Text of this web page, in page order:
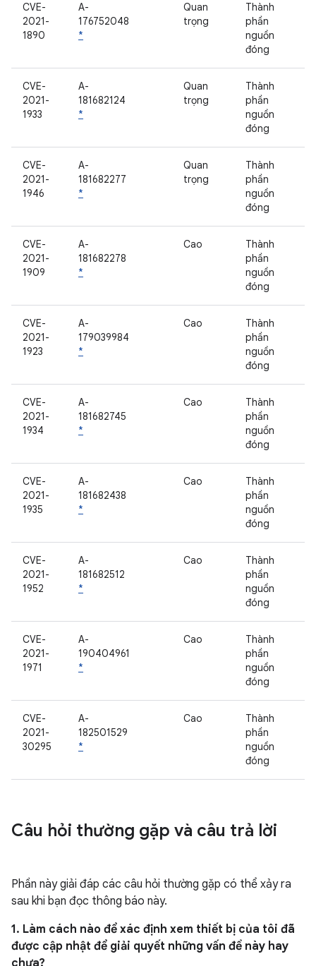
CVE-
2021-
1890
A-
176752048
*
Quan
trọng
Thành
phần
nguồn
đóng
CVE-
2021-
1933
A-
181682124
*
Quan
trọng
Thành
phần
nguồn
đóng
CVE-
2021-
1946
A-
181682277
*
Quan
trọng
Thành
phần
nguồn
đóng
CVE-
2021-
1909
A-
181682278
*
Cao
Thành
phần
nguồn
đóng
CVE-
2021-
1923
A-
179039984
*
Cao
Thành
phần
nguồn
đóng
CVE-
2021-
1934
A-
181682745
*
Cao
Thành
phần
nguồn
đóng
CVE-
2021-
1935
A-
181682438
*
Cao
Thành
phần
nguồn
đóng
CVE-
2021-
1952
A-
181682512
*
Cao
Thành
phần
nguồn
đóng
CVE-
2021-
1971
A-
190404961
*
Cao
Thành
phần
nguồn
đóng
CVE-
2021-
30295
A-
182501529
*
Cao
Thành
phần
nguồn
đóng
Câu hỏi thường gặp và câu trả lời
Phần này giải đáp các câu hỏi thường gặp có thể xảy ra
sau khi bạn đọc thông báo này.
1. Làm cách nào để xác định xem thiết bị của tôi đã
được cập nhật để giải quyết những vấn đề này hay
chưa?